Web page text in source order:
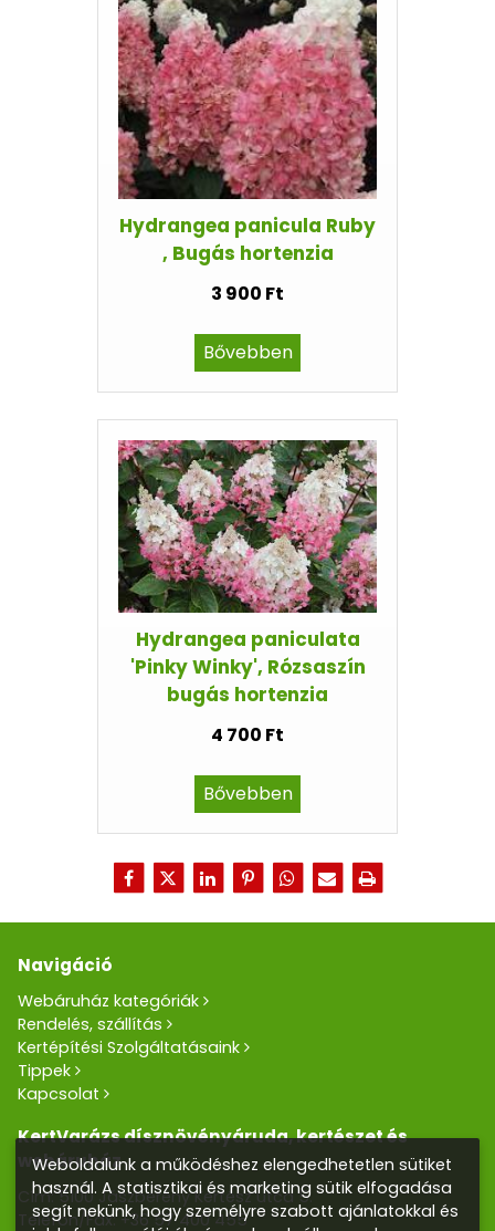
Hydrangea panicula Ruby
, Bugás hortenzia
3 900 Ft
Bővebben
Hydrangea paniculata
'Pinky Winky', Rózsaszín
bugás hortenzia
4 700 Ft
Bővebben
Navigáció
Webáruház kategóriák
Rendelés, szállítás
Kertépítési Szolgáltatásaink
Tippek
Kapcsolat
KertVarázs dísznövényáruda, kertészet és
webáruház
Cím: 5100 Jászberény Kertész utca 5.
Telefon/Fax:+36 57 400 455
Weboldalunk a működéshez elengedhetetlen sütiket
használ. A statisztikai és marketing sütik elfogadása
segít nekünk, hogy személyre szabott ajánlatokkal és